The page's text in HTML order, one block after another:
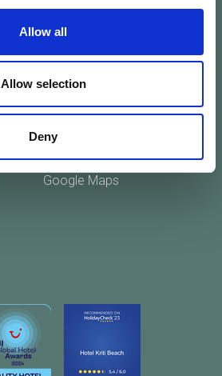
Allow all
Allow selection
Deny
SOCIAL
Google Maps